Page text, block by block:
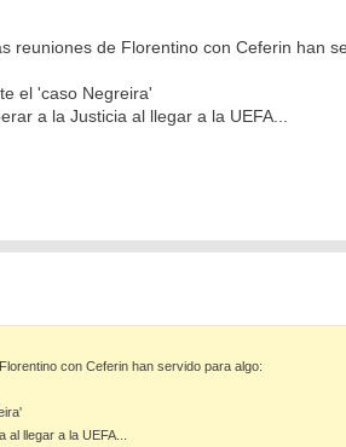
reuniones de Florentino con Ceferin han
el 'caso Negreira'
a la Justicia al llegar a la UEFA...
con Ceferin han servido para algo:
llegar a la UEFA...